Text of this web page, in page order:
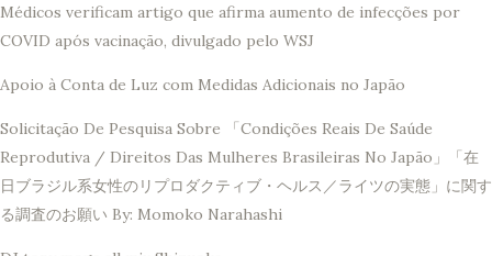
Médicos verificam artigo que afirma aumento de infecções por
COVID após vacinação, divulgado pelo WSJ
Apoio à Conta de Luz com Medidas Adicionais no Japão
Solicitação De Pesquisa Sobre 「Condições Reais De Saúde
Reprodutiva / Direitos Das Mulheres Brasileiras No Japão」「在
日ブラジル系女性のリプロダクティブ・ヘルス／ライツの実態」に関す
る調査のお願い By: Momoko Narahashi